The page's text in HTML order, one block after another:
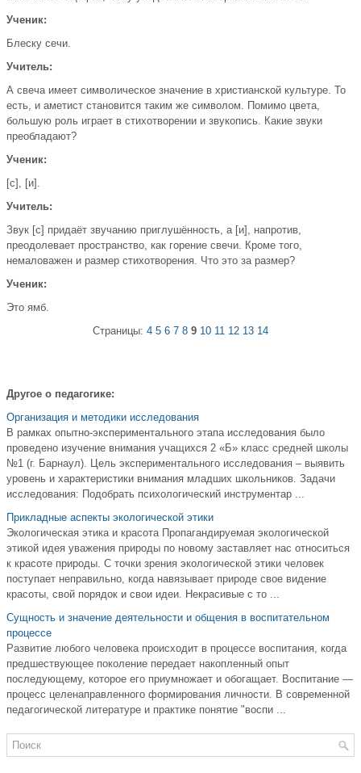
Ученик:
Блеску сечи.
Учитель:
А свеча имеет символическое значение в христианской культуре. То
есть, и аметист становится таким же символом. Помимо цвета,
большую роль играет в стихотворении и звукопись. Какие звуки
преобладают?
Ученик:
[с], [и].
Учитель:
Звук [с] придаёт звучанию приглушённость, а [и], напротив,
преодолевает пространство, как горение свечи. Кроме того,
немаловажен и размер стихотворения. Что это за размер?
Ученик:
Это ямб.
Страницы: 4 5 6 7 8 9 10 11 12 13 14
Другое о педагогике:
Организация и методики исследования
В рамках опытно-экспериментального этапа исследования было
проведено изучение внимания учащихся 2 «Б» класс средней школы
№1 (г. Барнаул). Цель экспериментального исследования – выявить
уровень и характеристики внимания младших школьников. Задачи
исследования: Подобрать психологический инструментар ...
Прикладные аспекты экологической этики
Экологическая этика и красота Пропагандируемая экологической
этикой идея уважения природы по новому заставляет нас относиться
к красоте природы. С точки зрения экологической этики человек
поступает неправильно, когда навязывает природе свое видение
красоты, свой порядок и свои идеи. Некрасивые с то ...
Сущность и значение деятельности и общения в воспитательном
процессе
Развитие любого человека происходит в процессе воспитания, когда
предшествующее поколение передает накопленный опыт
последующему, которое его приумножает и обогащает. Воспитание —
процесс целенаправленного формирования личности. В современной
педагогической литературе и практике понятие "воспи ...